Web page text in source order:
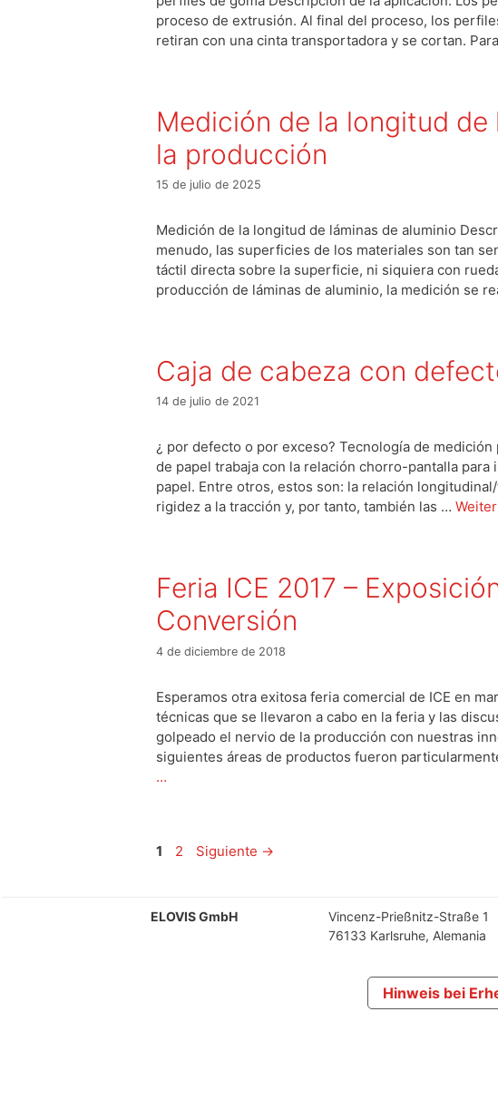
proceso de extrusión. Al final del proceso, los
retiran con una cinta transportadora y se cortan.
Medición de la longitud de
la producción
15 de julio de 2025
Medición de la longitud de láminas de aluminio
menudo, las superficies de los materiales son tan
táctil directa sobre la superficie, ni siquiera con
producción de láminas de aluminio, la medición se
Caja de cabeza con
14 de julio de 2021
¿ por defecto o por exceso? Tecnología de
de papel trabaja con la relación chorro-pantalla
papel. Entre otros, estos son: la relación
rigidez a la tracción y, por tanto, también las …
Feria ICE 2017 –
Conversión
4 de diciembre de 2018
Esperamos otra exitosa feria comercial de ICE en
técnicas que se llevaron a cabo en la feria y las
golpeado el nervio de la producción con nuestras
siguientes áreas de productos fueron
…
1 2 Siguiente →
ELOVIS GmbH
Vincenz-Prießnitz-Straße 1
76133 Karlsruhe, Alemania
Hinweis bei